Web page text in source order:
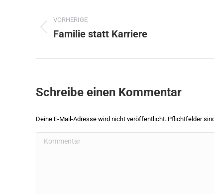
VORHERIGE
Vorheriger
Familie statt Karriere
Schreibe einen Kommentar
Deine E-Mail-Adresse wird nicht veröffentlicht. Pflichtfelder
Kommentar